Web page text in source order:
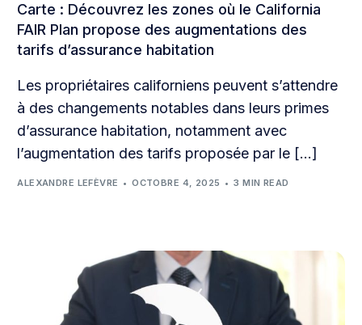
Carte : Découvrez les zones où le California
FAIR Plan propose des augmentations des
tarifs d’assurance habitation
Les propriétaires californiens peuvent s’attendre
à des changements notables dans leurs primes
d’assurance habitation, notamment avec
l’augmentation des tarifs proposée par le […]
ALEXANDRE LEFÈVRE OCTOBRE 4, 2025 3 MIN READ